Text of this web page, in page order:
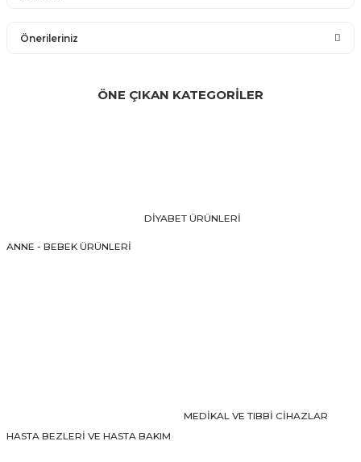
Önerileriniz
konularda yetersiz gördüğünüz noktaları öneri formunu
kullanarak tarafımıza iletebilirsiniz.
Bu ürüne benzer farklı alternatifler olmalı.
ÖNE ÇIKAN KATEGORİLER
ANNE - BEBEK ÜRÜNLERİ
DİYABET ÜRÜNLERİ
HASTA BEZLERİ VE HASTA BAKIM
MEDİKAL VE TIBBİ CİHAZLAR